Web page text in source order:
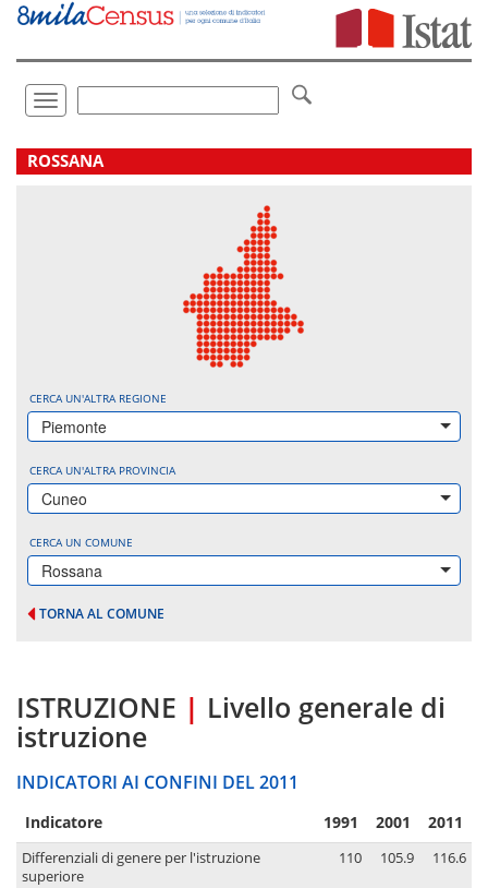
Vai
direttamente
Toggle
navigation
.
ROSSANA
CERCA UN'ALTRA REGIONE
Piemonte
CERCA UN'ALTRA PROVINCIA
Cuneo
CERCA UN COMUNE
Rossana
TORNA AL COMUNE
ISTRUZIONE | Livello generale di
istruzione
INDICATORI AI CONFINI DEL 2011
Indicatore 1991 2001 2011
Differenziali di genere per l'istruzione
superiore
110 105.9 116.6